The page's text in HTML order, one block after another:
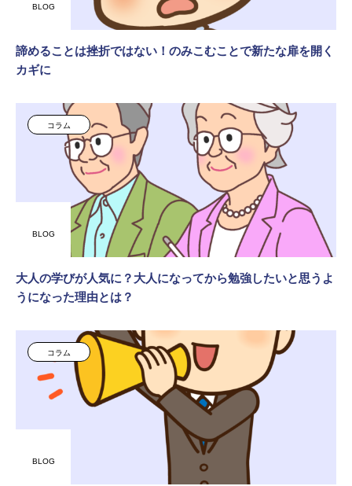
BLOG
諦めることは挫折ではない！のみこむことで新たな扉を開く
カギに
コラム
BLOG
大人の学びが人気に？大人になってから勉強したいと思うよ
うになった理由とは？
コラム
BLOG